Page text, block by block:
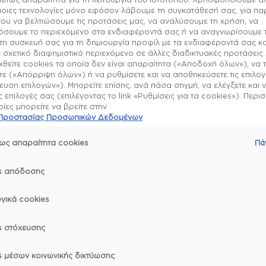
εφαρμογή
Σχετικά με το
vegan σύνθεση για
αποκλειστικό πινέλο
επιτρέπει τη γρήγορη,
Η συλλογή της essie
αποχρώσεις που
αποχρώσεις μας είναι
στη μόδα, ώστε να έχεις
μπορείς να βασίζεσαι σε
Τρόπος χρήσης
1. Ξεκίνα με μία
2. Εφάρμοσε δύο
3. Ολοκλήρωσε το
μία στρώση από
4. Τέλος, για
essie is a vegan brand
τεχνολογίες μόνο εφόσον λάβουμε τη συγκατάθεσή σας, για
να βελτιώσουμε τις προτάσεις μας, να αναλύσουμε τη χρήση, να
το περιεχόμενο στα ενδιαφέροντά σας ή να αναγνωρίσουμε
συσκευή σας για τη δημιουργία προφίλ με τα ενδιαφέροντά σας
σχετικό διαφημιστικό περιεχόμενο σε άλλες διαδικτυακές
cookies τα οποία δεν είναι απαραίτητα («Αποδοχή όλων»), να
(«Απόρριψη όλων») ή να ρυθμίσετε και να αποθηκεύσετε τις
επιλογών»). Μπορείτε επίσης, ανά πάσα στιγμή, να ελέγξετε και
επιλογές σας (επιλέγοντας το link «Ρυθμίσεις για τα cookies»).
μπορείτε να βρείτε στην
Προστασίας Προσωπικών Δεδομένων
απαραίτητα cookies
απόδοσης
cookies
στόχευσης
μέσων κοινωνικής δικτύωσης